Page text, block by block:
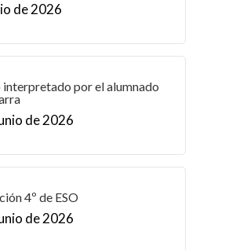
de 2026
por el alumnado
de 2026
4º de ESO
de 2026